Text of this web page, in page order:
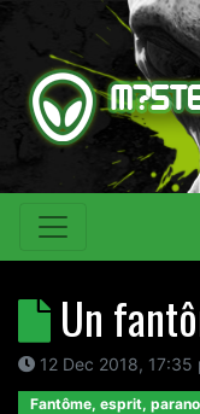
Un
12 Dec 2018, 17:35
Fantôme, esprit,